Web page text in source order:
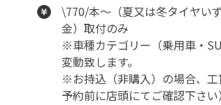
\770/本～（夏又は冬タイヤい
金）取付のみ
※車種カテゴリー（乗用車・
変動致します。
※お持込（非購入）の場合、
予約前に店頭にてご確認下さい）